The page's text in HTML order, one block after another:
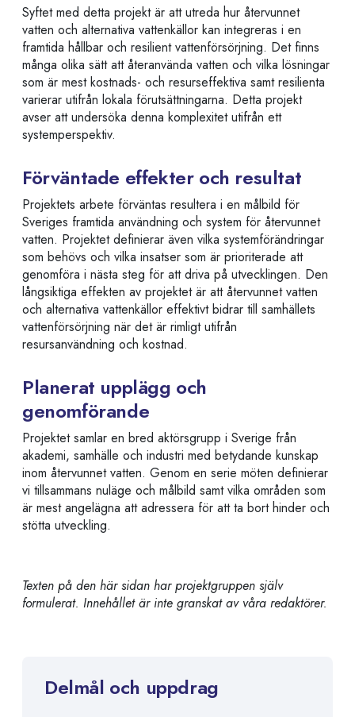
Syftet med detta projekt är att utreda hur återvunnet
vatten och alternativa vattenkällor kan integreras i en
framtida hållbar och resilient vattenförsörjning. Det finns
många olika sätt att återanvända vatten och vilka lösningar
som är mest kostnads- och resurseffektiva samt resilienta
varierar utifrån lokala förutsättningarna. Detta projekt
avser att undersöka denna komplexitet utifrån ett
systemperspektiv.
Förväntade effekter och resultat
Projektets arbete förväntas resultera i en målbild för
Sveriges framtida användning och system för återvunnet
vatten. Projektet definierar även vilka systemförändringar
som behövs och vilka insatser som är prioriterade att
genomföra i nästa steg för att driva på utvecklingen. Den
långsiktiga effekten av projektet är att återvunnet vatten
och alternativa vattenkällor effektivt bidrar till samhällets
vattenförsörjning när det är rimligt utifrån
resursanvändning och kostnad.
Planerat upplägg och
genomförande
Projektet samlar en bred aktörsgrupp i Sverige från
akademi, samhälle och industri med betydande kunskap
inom återvunnet vatten. Genom en serie möten definierar
vi tillsammans nuläge och målbild samt vilka områden som
är mest angelägna att adressera för att ta bort hinder och
stötta utveckling.
Texten på den här sidan har projektgruppen själv
formulerat. Innehållet är inte granskat av våra redaktörer.
Delmål och uppdrag